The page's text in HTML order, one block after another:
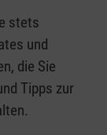
stets
und
die Sie
Tipps zur